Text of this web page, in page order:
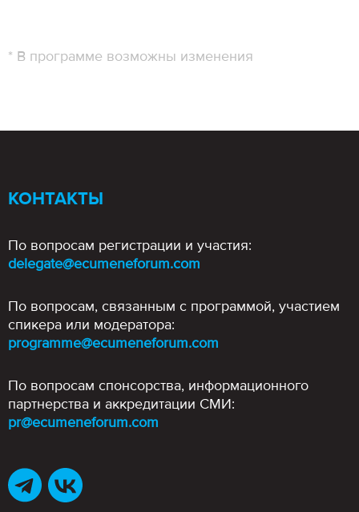
* В программе возможны изменения
КОНТАКТЫ
По вопросам регистрации и участия:
delegate@ecumeneforum.com
По вопросам, связанным с программой, участием
спикера или модератора:
programme@ecumeneforum.com
По вопросам спонсорства, информационного
партнерства и аккредитации СМИ:
pr@ecumeneforum.com